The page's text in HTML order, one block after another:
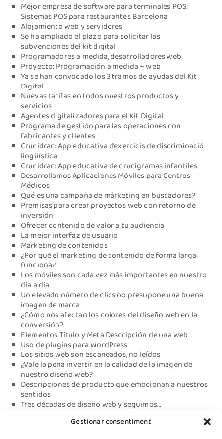
Gestionar consentiment
Mejor empresa de software para terminales POS:
Sistemas POS para restaurantes Barcelona
Alojamiento web y servidores
Se ha ampliado el plazo para solicitar las
subvenciones del kit digital
Programadores a medida, desarrolladores web
Proyecto: Programación a medida + web
Ya se han convocado los 3 tramos de ayudas del Kit
Digital
Nuevas tarifas en todos nuestros productos y
servicios
Agentes digitalizadores para el Kit Digital
Programa de gestión para las operaciones con
fabricantes y clientes
Crucidrac: App educativa d’exercicis de discriminació
lingüística
Crucidrac: App educativa de crucigramas infantiles
Desarrollamos Aplicaciones Móviles para Centros
Médicos
Qué es una campaña de márketing en buscadores?
Premisas para crear proyectos web con retorno de
inversión
Ofrecer contenido de valor a tu audiencia
La mejor interfaz de usuario
Marketing de contenidos
¿Por qué el marketing de contenido de forma larga
funciona?
Los móviles son cada vez más importantes en nuestro
día a día
Un elevado número de clics no presupone una buena
imagen de marca
¿Cómo nos afectan los colores del diseño web en la
conversión?
Elementos Título y Meta Descripción de una web
Uso de plugins para WordPress
Los sitios web son escaneados, no leídos
¿Vale la pena invertir en la calidad de la imagen de
nuestro diseño web?
Descripciones de producto que emocionan a nuestros
sentidos
Tres décadas de diseño web y seguimos…
Su alojamiento web no está en condiciones…está